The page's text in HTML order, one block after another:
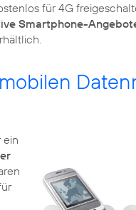
für 4G
Smartphone-
ein